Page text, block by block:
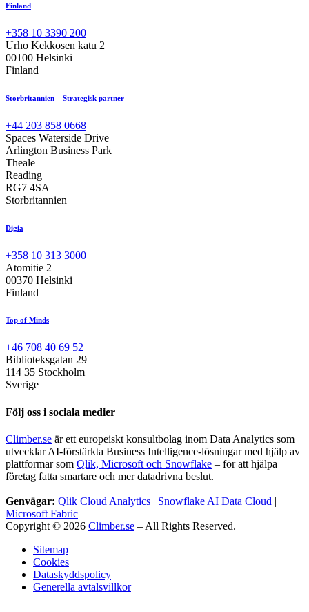
Finland
+358 10 3390 200
Urho Kekkosen katu 2
00100 Helsinki
Finland
Storbritannien – Strategisk partner
+44 203 858 0668
Spaces Waterside Drive
Arlington Business Park
Theale
Reading
RG7 4SA
Storbritannien
Digia
+358 10 313 3000
Atomitie 2
00370 Helsinki
Finland
Top of Minds
+46 708 40 69 52
Biblioteksgatan 29
114 35 Stockholm
Sverige
Följ oss i sociala medier
Climber.se är ett europeiskt konsultbolag inom Data Analytics som
utvecklar AI-förstärkta Business Intelligence-lösningar med hjälp av
plattformar som Qlik, Microsoft och Snowflake – för att hjälpa
företag fatta smartare och mer datadrivna beslut.
Genvägar: Qlik Cloud Analytics | Snowflake AI Data Cloud |
Microsoft Fabric
Copyright © 2026 Climber.se – All Rights Reserved.
Sitemap
Cookies
Dataskyddspolicy
Generella avtalsvillkor